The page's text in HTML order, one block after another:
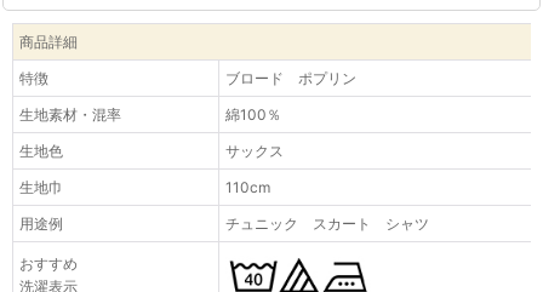
商品詳細
特徴
ブロード ポプリン
生地素材・混率
綿100％
生地色
サックス
生地巾
110cm
用途例
チュニック スカート シャツ
おすすめ
洗濯表示